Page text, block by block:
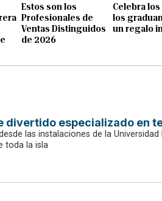
Estos son los
Profesionales de
Ventas Distinguidos
de 2026
Celebra
los
un regalo
divertido especializado en
las instalaciones de la
toda la isla